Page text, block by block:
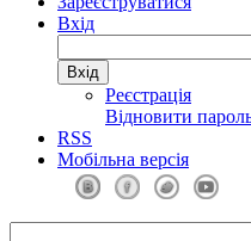
Вхід
Реєстрація
Відновити
RSS
Мобільна версія